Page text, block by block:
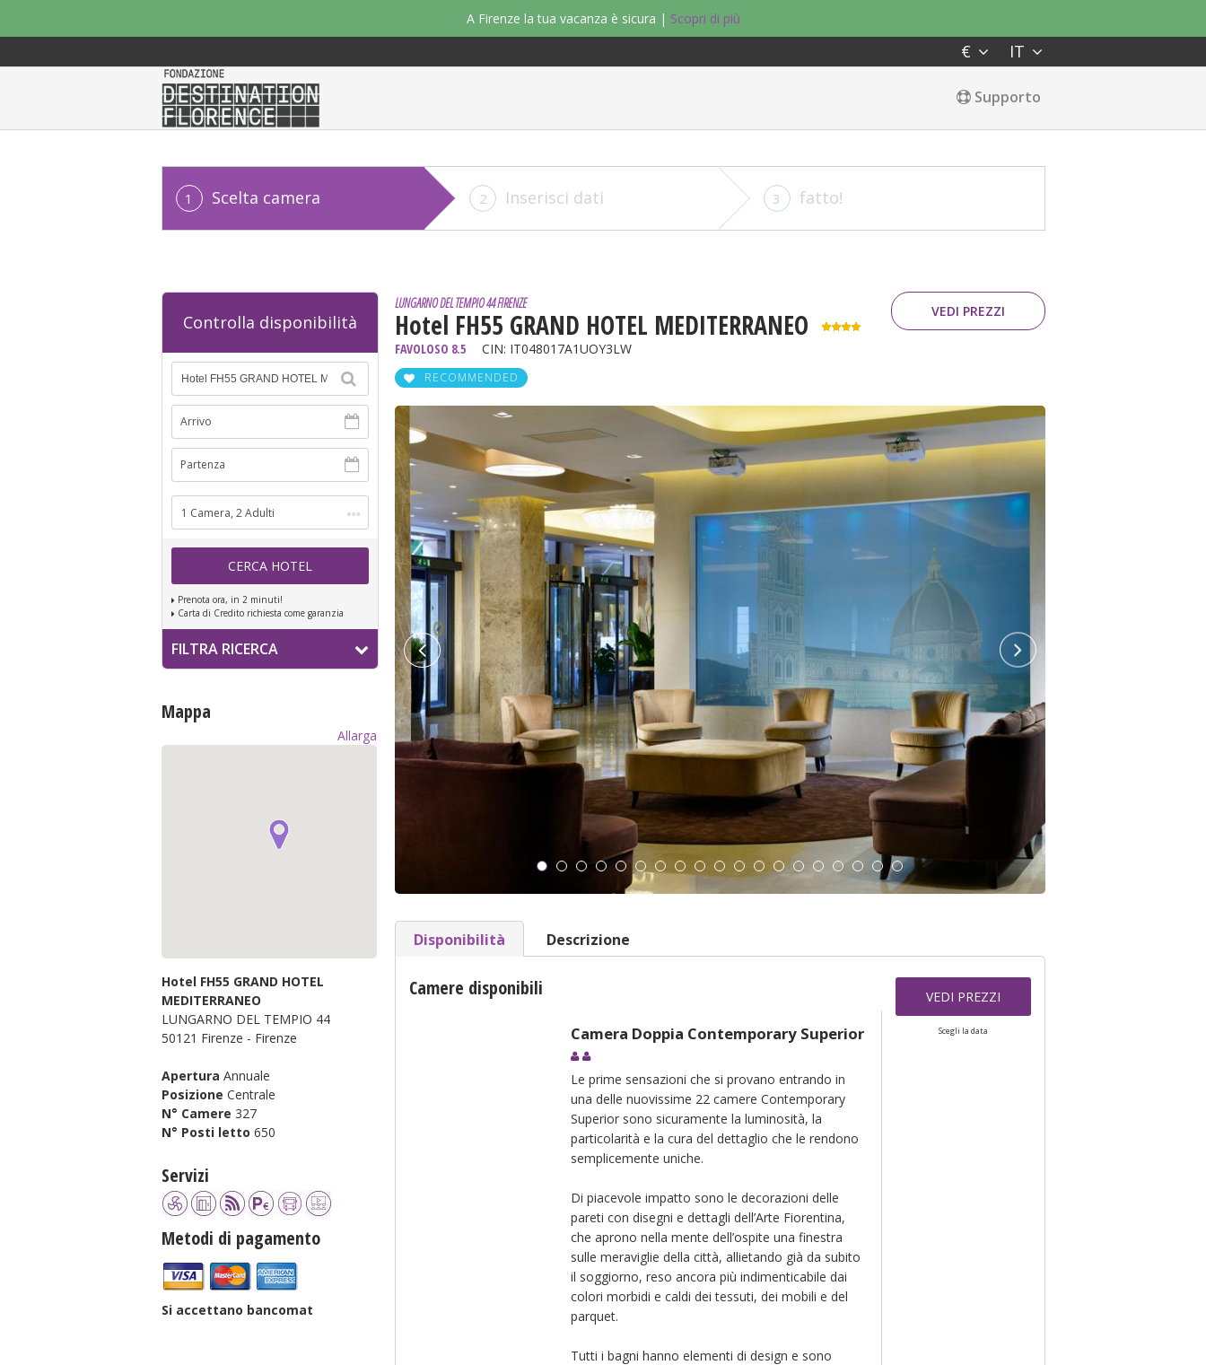
A Firenze la tua vacanza è sicura | Scopri di più
IT
€
Supporto
1 Scelta camera 2 Inserisci dati 3 fatto!
Controlla disponibilità
Arrivo
Partenza
1 Camera, 2 Adulti
CERCA HOTEL
Prenota ora, in 2 minuti!
Carta di Credito richiesta come garanzia
FILTRA RICERCA
Hotel
Residence
Bed & Breakfast
Centro benessere
Centro fitness
Parcheggio a pagamento
Parcheggio gratuito
Piscina
Vicinanza mezzi pubblici
Wi-Fi
Mappa
Allarga
Hotel FH55 GRAND HOTEL
MEDITERRANEO
LUNGARNO DEL TEMPIO 44
50121 Firenze - Firenze
Apertura Annuale
Posizione Centrale
N° Camere 327
N° Posti letto 650
Servizi
Metodi di pagamento
Si accettano bancomat
LUNGARNO DEL TEMPIO 44 FIRENZE
Hotel FH55 GRAND HOTEL MEDITERRANEO
FAVOLOSO 8.5 CIN: IT048017A1UOY3LW
RECOMMENDED
VEDI PREZZI
Disponibilità Descrizione
Camere disponibili
Camera Doppia Contemporary Superior
Le prime sensazioni che si provano entrando in
una delle nuovissime 22 camere Contemporary
Superior sono sicuramente la luminosità, la
particolarità e la cura del dettaglio che le rendono
semplicemente uniche.
Di piacevole impatto sono le decorazioni delle
pareti con disegni e dettagli dell’Arte Fiorentina,
che aprono nella mente dell’ospite una finestra
sulle meraviglie della città, allietando già da subito
il soggiorno, reso ancora più indimenticabile dai
colori morbidi e caldi dei tessuti, dei mobili e del
parquet.
Tutti i bagni hanno elementi di design e sono
VEDI PREZZI
Scegli la data